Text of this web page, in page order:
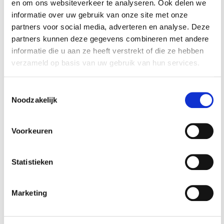
en om ons websiteverkeer te analyseren. Ook delen we
informatie over uw gebruik van onze site met onze
partners voor social media, adverteren en analyse. Deze
partners kunnen deze gegevens combineren met andere
informatie die u aan ze heeft verstrekt of die ze hebben
verzameld op basis van uw gebruik van hun services.
Noodzakelijk
Voorkeuren
Statistieken
Marketing
verzendkosten
verzendkosten
betere ervaring